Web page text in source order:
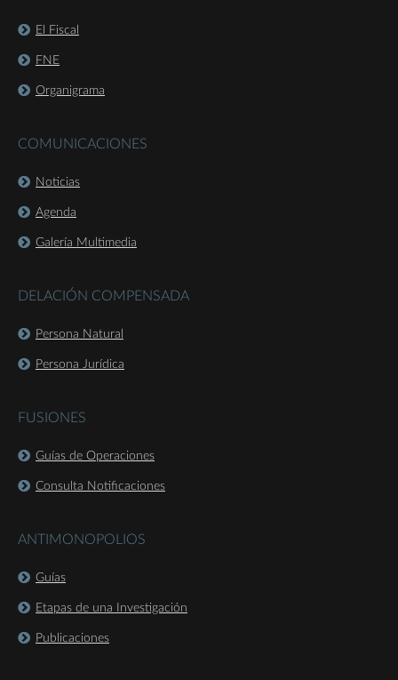
El Fiscal
FNE
Organigrama
COMUNICACIONES
Noticias
Agenda
Galería Multimedia
DELACIÓN COMPENSADA
Persona Natural
Persona Jurídica
FUSIONES
Guías de Operaciones
Consulta Notificaciones
ANTIMONOPOLIOS
Guías
Etapas de una Investigación
Publicaciones